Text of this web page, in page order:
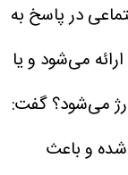
در پاسخ به
می‌شود و یا
می‌شود؟ گفت:
و باعث